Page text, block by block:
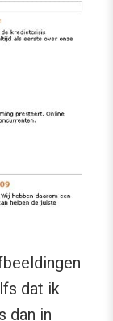
dat ik
dan in